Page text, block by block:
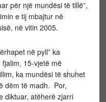
për një mundësi të tillë”,
e tij mbajtur në
në vitin 2005.
në pyll” ka
15-vjetë më
ka mundësi të shuhet
dëm të madh. Por,
diktuar, atëherë zjarri